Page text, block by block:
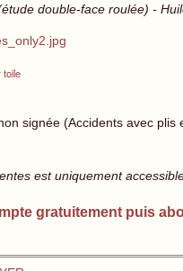
double-face roulée) -
toile
signée (Accidents avec
est uniquement
gratuitement puis